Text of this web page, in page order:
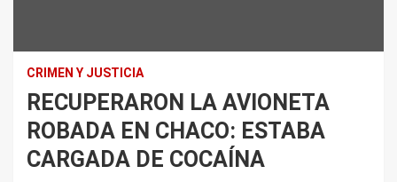
CRIMEN Y JUSTICIA
RECUPERARON LA AVIONETA
ROBADA EN CHACO: ESTABA
CARGADA DE COCAÍNA